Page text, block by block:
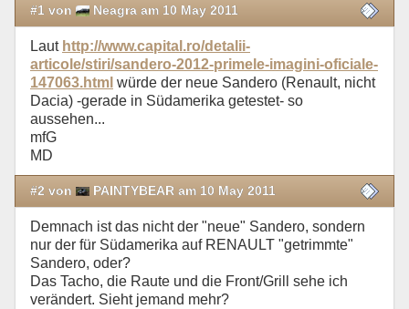
#1 von Neagra am 10 May 2011
Laut http://www.capital.ro/detalii-
articole/stiri/sandero-2012-primele-imagini-oficiale-
147063.html würde der neue Sandero (Renault, nicht
Dacia) -gerade in Südamerika getestet- so
aussehen...
mfG
MD
#2 von PAINTYBEAR am 10 May 2011
Demnach ist das nicht der "neue" Sandero, sondern
nur der für Südamerika auf RENAULT "getrimmte"
Sandero, oder?
Das Tacho, die Raute und die Front/Grill sehe ich
verändert. Sieht jemand mehr?